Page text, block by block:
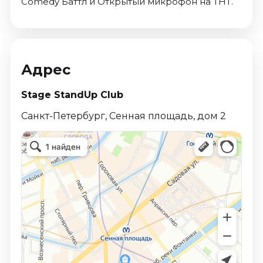
Адрес
Stage StandUp Club
Санкт-Петербург, Сенная площадь, дом 2